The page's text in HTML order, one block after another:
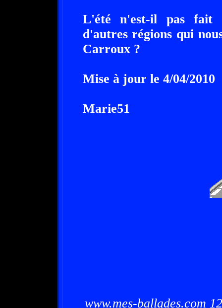
L'été n'est-il pas fait
d'autres régions qui
Carroux ?
Mise à jour le 4/04/2010
Marie51
www.mes-ballades.com